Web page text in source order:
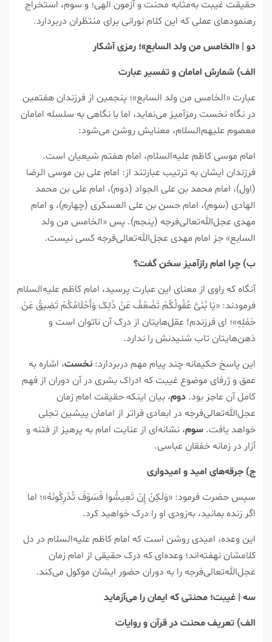
حقیقت غیبت به‌مثابه محنت و آزمون الهی؛ و سوم، استخراج
رهنمودهای عملی که این کلام نورانی برای منتظران دربردارد.
دو | «الخامس من ولد السابع»؛ رمزی آشکار
الف) شمارش امامان و تفسیر عبارت
عبارت «الخامس من ولد السابع»؛ پنجمین از فرزندان هفتمین
در نگاه نخست رمزآمیز می‌نماید، اما با نگاهی به سلسله امامان
معصوم علیهم‌السلام، معنایش روشن می‌شود:
امام موسی کاظم علیه‌السلام، امام هفتم شیعیان است.
فرزندان ایشان به ترتیب عبارتند از: امام علی بن موسی الرضا
(اول)، امام محمد بن علی الجواد (دوم)، امام علی بن محمد
الهادی (سوم)، امام حسن بن علی العسکری (چهارم)، و امام
مهدی عجل‌الله‌تعالی‌فرجه (پنجم). پس «الخامس من ولد
السابع» جز امام مهدی عجل‌الله‌تعالی‌فرجه کسی نیست.
ب) چرا امام رازآمیز سخن گفت؟
آنگاه که راوی از معنای این عبارت پرسید، امام کاظم علیه‌السلام
فرمودند: «یَا بُنَیَّ عُقُولُکُمْ تَضْعُفُ عَنْ ذَلِکَ وَأَحْلَامُکُمْ تَضِیقُ عَنْ
حَمْلِهِ»؛ ای فرزندم! عقل‌هایتان از درک آن ناتوان است و
ذهن‌هایتان تاب شنیدنش را ندارد.
این پاسخ حکیمانه چند پیام مهم دربردارد: نخست، اشاره به
عمق و ژرفای موضوع غیبت که ادراک بشری در آن دوران از فهم
کامل آن عاجز بود. دوم، بیان اینکه حقیقت امام زمان
عجل‌الله‌تعالی‌فرجه در ابعادی فراتر از امامان پیشین تجلی
خواهد یافت. سوم، نشانه‌ای از عنایت امام به پرهیز از فتنه و
آزار در زمانه خفقان عباسی.
ج) جرقه‌های امید و امیدواری
سپس حضرت فرمود: «وَلَکِنْ إِنْ تَعِیشُوا فَسَوْفَ تُدْرِکُونَهُ»؛ اما
اگر زنده بمانید، به‌زودی او را درک خواهید کرد.
این وعده، امیدی روشن است که امام کاظم علیه‌السلام در دل
کلامشان نهفته‌اند؛ وعده‌ای که درک حقیقی از امام زمان
عجل‌الله‌تعالی‌فرجه را به دوران حضور ایشان موکول می‌کند.
سه | غیبت؛ محنتی که ایمان را می‌آزماید
الف) تعریف محنت در قرآن و روایات